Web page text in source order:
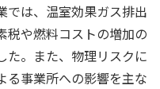
では、温室効果ガス排出
税や燃料コストの増加の
た。また、物理リスクに
る事業所への影響を主な